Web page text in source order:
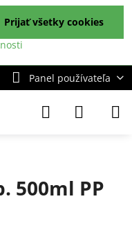
Panel používateľa
500ml PP
Prijať všetky cookies